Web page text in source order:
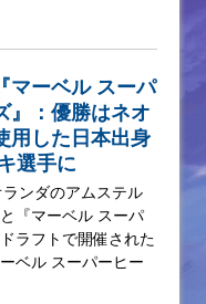
マーベル スーパ
』：優勝はネオ
用した日本出身
選手に
ンダのアムステル
『マーベル スーパ
ラフトで開催された
ベル スーパーヒー